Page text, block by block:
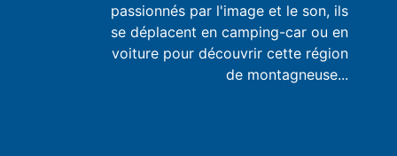
passionnés par l'image et le son, ils
se déplacent en camping-car ou en
voiture pour découvrir cette région
de montagneuse...